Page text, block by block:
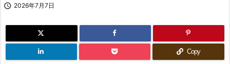
 2026年7月7日
Copy